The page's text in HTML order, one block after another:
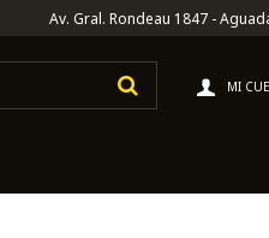
Av. Gral. Rondeau 1847 -